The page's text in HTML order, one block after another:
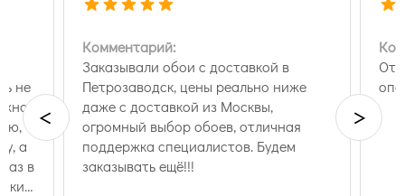
не
а
в
Комментарий:
Заказывали обои с доставкой в
Петрозаводск, цены реально ниже
даже с доставкой из Москвы,
огромный выбор обоев, отличная
поддержка специалистов. Будем
заказывать ещё!!!
< >